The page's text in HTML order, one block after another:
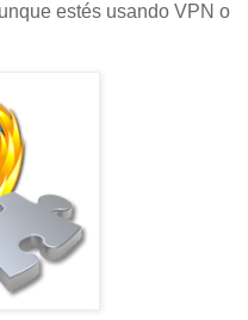
estés usando VPN o